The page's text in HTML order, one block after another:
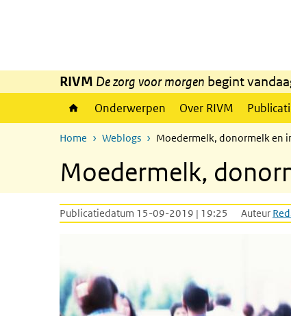
RIVM De zorg voor morgen begint
Onderwerpen Over RIVM
Home Weblogs Moedermelk, donormelk en
Moedermelk,
Publicatiedatum 15-09-2019 | 19:25 Auteur